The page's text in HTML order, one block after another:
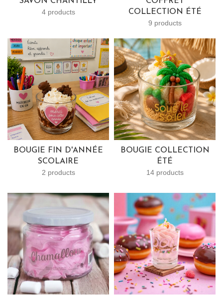
4 products
COLLECTION ÉTÉ
9 products
BOUGIE FIN D'ANNÉE
SCOLAIRE
2 products
BOUGIE COLLECTION
ÉTÉ
14 products